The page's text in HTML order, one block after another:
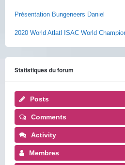
Présentation Bungeneers Daniel
2020 World Atlatl ISAC World
Statistiques du forum
Posts
Comments
Activity
Membres